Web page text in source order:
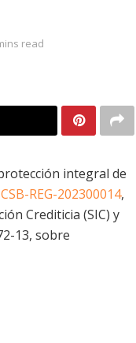
read
integral de
CSB-REG-202300014,
Crediticia (SIC) y
13, sobre